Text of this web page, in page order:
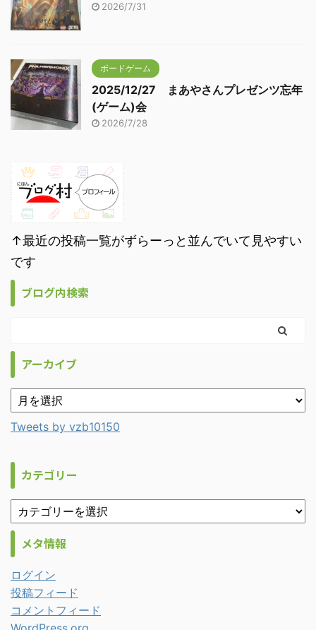
2026/7/31
ボードゲーム
2025/12/27 まあやさんプレゼンツ忘年
(ゲーム)会
2026/7/28
↑最近の投稿一覧がずらーっと並んでいて見やすい
です
ブログ内検索
アーカイブ
Tweets by vzb10150
カテゴリー
メタ情報
ログイン
投稿フィード
コメントフィード